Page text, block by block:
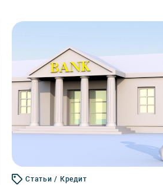
Статьи / Кредит